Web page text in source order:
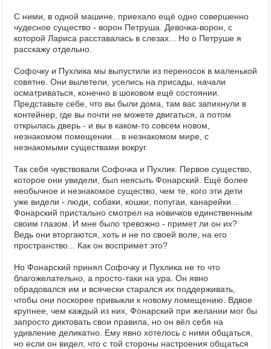
С ними, в одной машине, приехало ещё одно совершенно
чудесное существо - ворон Петруша. Девочка-ворон, с
которой Лариса расставалась в слезах... Но о Петруше я
расскажу отдельно.
Софочку и Пухлика мы выпустили из переносок в маленькой
совятне. Они вылетели, уселись на присады, начали
осматриваться, конечно в шоковом ещё состоянии.
Представьте себе, что вы были дома, там вас запихнули в
контейнер, где вы почти не можете двигаться, а потом
открылась дверь - и вы в каком-то совсем новом,
незнакомом помещении... в незнакомом мире, с
незнакомыми существами вокруг.
Так себя чувствовали Софочка и Пухлик. Первое существо,
которое они увидели, был неясыть Фонарский. Ещё более
необычное и незнакомое существо, чем те, кого эти дети
уже видели - люди, собаки, кошки, попугаи, канарейки...
Фонарский пристально смотрел на новичков единственным
своим глазом. И мне было тревожно - примет ли он их?
Ведь они вторгаются, хоть и не по своей воле, на его
пространство... Как он воспримет это?
Но Фонарский принял Софочку и Пухлика не то что
благожелательно, а просто-таки на ура. Он явно
обрадовался им и всячески старался их поддерживать,
чтобы они поскорее привыкли к новому помещению. Вдвое
крупнее, чем каждый из них, Фонарский при желании мог бы
запросто диктовать свои правила, но он вёл себя на
удивление деликатно. Ему явно хотелось с ними общаться,
но если он видел, что с той стороны настроения общаться